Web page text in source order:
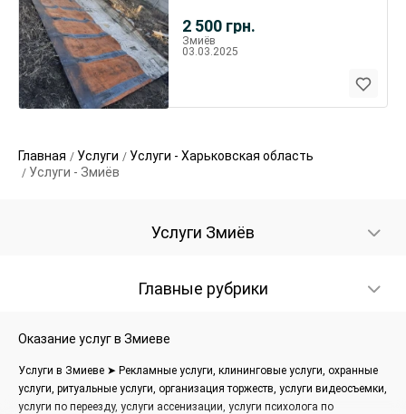
2 500 грн.
Змиёв
03.03.2025
Главная Услуги
Услуги - Харьковская область
Услуги - Змиёв
Услуги Змиёв
Главные рубрики
Оказание услуг в Змиеве
Услуги в Змиеве ➤ Рекламные услуги, клининговые услуги, охранные
услуги, ритуальные услуги, организация торжеств, услуги видеосъемки,
услуги по переезду, услуги ассенизации, услуги психолога по